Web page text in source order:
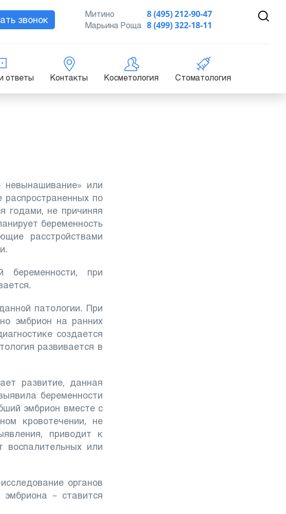
звонок
8 (495) 212-90-47
Митино
8 (499) 322-18-11
Марьина Роща
ответы Контакты Косметология Стоматология
невынашивание» или
по
годами, не причиняя
беременность
расстройствами
беременности, при
патологии. При
эмбрион на ранних
создается
развивается в
развитие, данная
беременности
эмбрион вместе с
кровотечении, не
приводит к
воспалительных или
органов
– ставится